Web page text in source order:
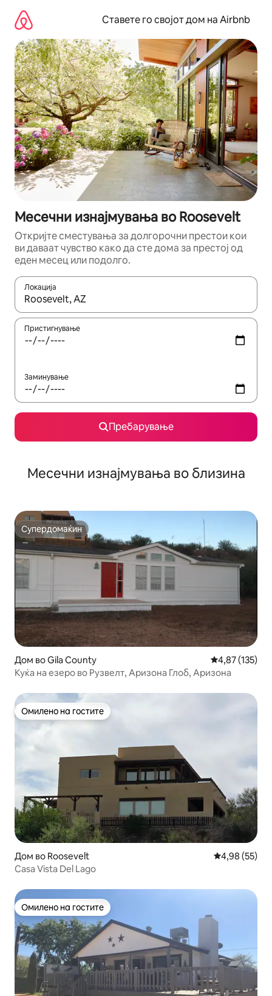
содржина
Ставете го својот дом на Airbnb
Месечни изнајмувања во Roosevelt
Откријте сместувања за долгорочни престои кои
ви даваат чувство како да сте дома за престој од
еден месец или подолго.
Локација
Кога резултатите се достапни, движете се со копчињата
Пристигнување
Заминување
Пребарување
Месечни изнајмувања во близина
Супердомаќин
Супердомаќин
Дом во Gila County Просечна
4,87 (135)
Куќа на езеро во Рузвелт, Аризона Глоб, Аризона
Омилено на гостите
Омилено на гостите
Дом во Roosevelt Просечна
4,98 (55)
Casa Vista Del Lago
Омилено на гостите
Омилено на гостите